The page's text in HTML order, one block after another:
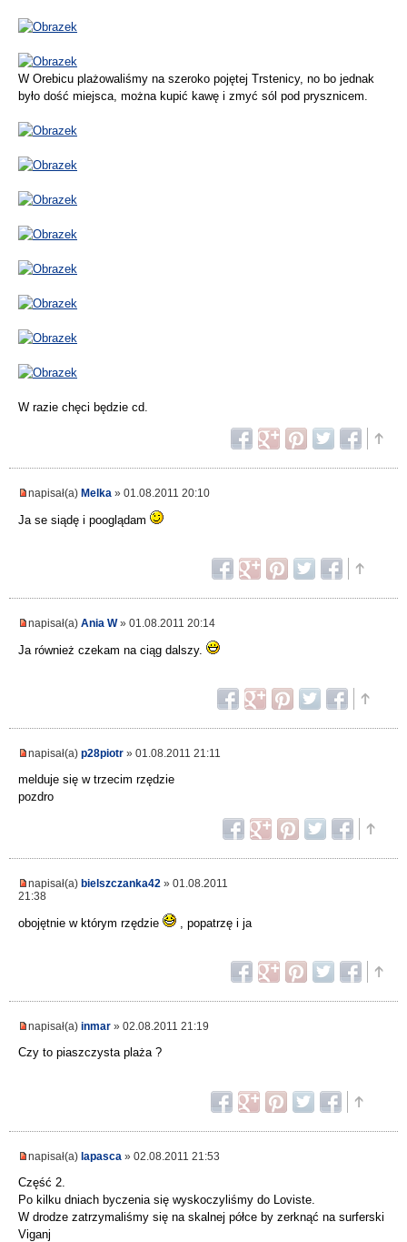
W Orebicu plażowaliśmy na szeroko pojętej Trstenicy, no bo jednak
było dość miejsca, można kupić kawę i zmyć sól pod prysznicem.
W razie chęci będzie cd.
napisał(a) Melka » 01.08.2011 20:10
Ja se siądę i pooglądam
napisał(a) Ania W» 01.08.2011 20:14
Ja również czekam na ciąg dalszy.
napisał(a) p28piotr » 01.08.2011 21:11
melduje się w trzecim rzędzie
pozdro
napisał(a) bielszczanka42 » 01.08.2011
21:38
obojętnie w którym rzędzie , popatrzę i ja
napisał(a) inmar » 02.08.2011 21:19
Czy to piaszczysta plaża ?
napisał(a) lapasca » 02.08.2011 21:53
Część 2.
Po kilku dniach byczenia się wyskoczyliśmy do Loviste.
W drodze zatrzymaliśmy się na skalnej półce by zerknąć na surferski
Viganj